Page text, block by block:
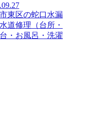
東区の蛇口水漏
道修理（台所・
・お風呂・洗濯